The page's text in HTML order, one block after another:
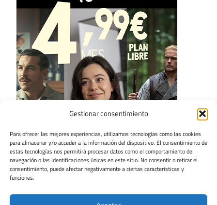
Gestionar consentimiento
Para ofrecer las mejores experiencias, utilizamos tecnologías como las cookies
para almacenar y/o acceder a la información del dispositivo. El consentimiento de
estas tecnologías nos permitirá procesar datos como el comportamiento de
navegación o las identificaciones únicas en este sitio. No consentir o retirar el
consentimiento, puede afectar negativamente a ciertas características y
funciones.